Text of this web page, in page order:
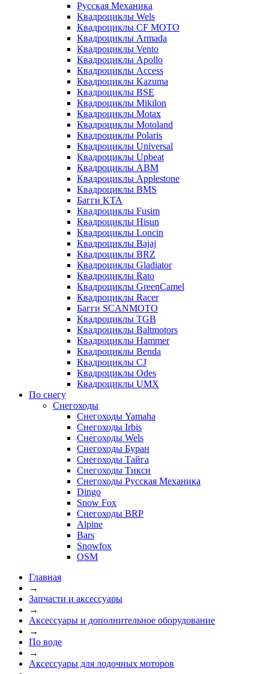
Русская Механика
Квадроциклы Wels
Квадроциклы CF MOTO
Квадроциклы Armada
Квадроциклы Vento
Квадроциклы Apollo
Квадроциклы Access
Квадроциклы Kazuma
Квадроциклы BSE
Квадроциклы Mikilon
Квадроциклы Motax
Квадроциклы Motoland
Квадроциклы Polaris
Квадроциклы Universal
Квадроциклы Upbeat
Квадроциклы ABM
Квадроциклы Applestone
Квадроциклы BMS
Багги KTA
Квадроциклы Fusim
Квадроциклы Hisun
Квадроциклы Loncin
Квадроциклы Bajaj
Квадроциклы BRZ
Квадроциклы Gladiator
Квадроциклы Rato
Квадроциклы GreenCamel
Квадроциклы Racer
Багги SCANMOTO
Квадроциклы TGB
Квадроциклы Baltmotors
Квадроциклы Hammer
Квадроциклы Benda
Квадроциклы CJ
Квадроциклы Odes
Квадроциклы UMX
По снегу
Снегоходы
Снегоходы Yamaha
Снегоходы Irbis
Снегоходы Wels
Снегоходы Буран
Снегоходы Тайга
Снегоходы Тикси
Снегоходы Русская Механика
Dingo
Snow Fox
Снегоходы BRP
Alpine
Bars
Snowfox
OSM
Главная
→
Запчасти и аксессуары
→
Аксессуары и дополнительное оборудование
→
По воде
→
Аксессуары для лодочных моторов